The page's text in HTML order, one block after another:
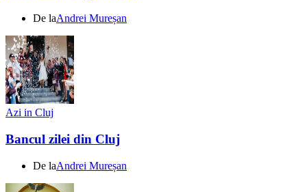
De laAndrei Mureșan
Azi in Cluj
Bancul zilei din Cluj
De laAndrei Mureșan